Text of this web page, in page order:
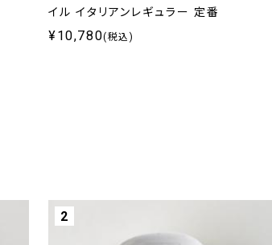
イル イタリアンレギュラー 定番
¥10,780(税込)
2